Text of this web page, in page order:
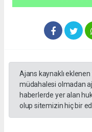
Ajans kaynaklı
müdahalesi olmadan
haberlerde yer alan
olup sitemizin hiç bir